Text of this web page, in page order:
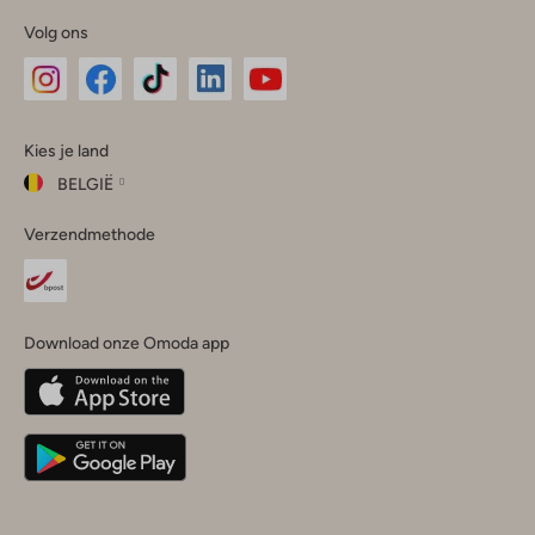
Volg ons
InstagramFacebook
Kies je land
BELGIË
je
land
Belgique(Français)
Deutschland
Verzendmethode
Download onze Omoda app